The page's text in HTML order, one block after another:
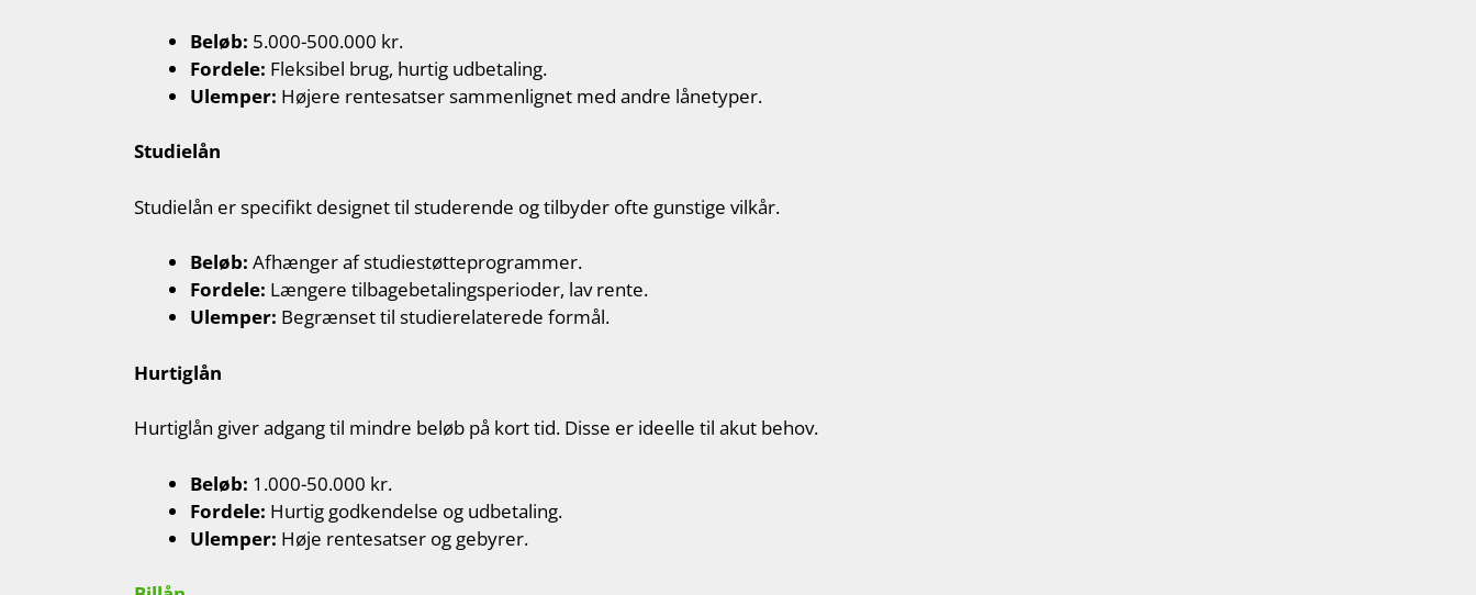
Beløb: 5.000-500.000 kr.
Fordele: Fleksibel brug, hurtig udbetaling.
Ulemper: Højere rentesatser sammenlignet med andre lånetyper.
Studielån
Studielån er specifikt designet til studerende og tilbyder ofte gunstige vilkår.
Beløb: Afhænger af studiestøtteprogrammer.
Fordele: Længere tilbagebetalingsperioder, lav rente.
Ulemper: Begrænset til studierelaterede formål.
Hurtiglån
Hurtiglån giver adgang til mindre beløb på kort tid. Disse er ideelle til akut behov.
Beløb: 1.000-50.000 kr.
Fordele: Hurtig godkendelse og udbetaling.
Ulemper: Høje rentesatser og gebyrer.